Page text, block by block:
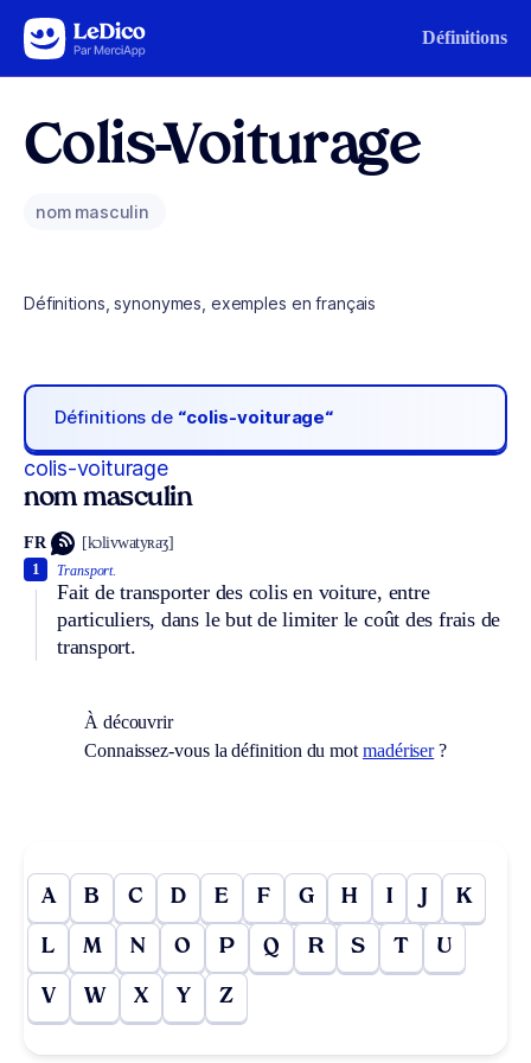
Aller au contenu Définitions
Colis-Voiturage
nom masculin
Définitions, synonymes, exemples en français
Définitions de “colis-voiturage“
colis-voiturage
nom masculin
FR [kɔlivwatyʀaʒ]
Transport.
Fait de transporter des colis en voiture, entre
particuliers, dans le but de limiter le coût des frais de
transport.
1
À découvrir
Connaissez-vous la définition du mot madériser?
A B C D E F G H I J K
L M N O P Q R S T U
V W X Y Z